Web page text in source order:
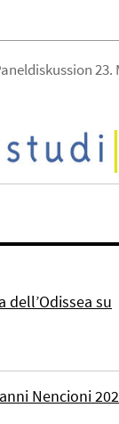
23.
dell’Odissea su
Nencioni